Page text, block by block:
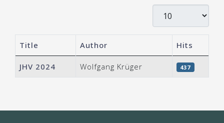
Title Author Hits
JHV 2024 Wolfgang Krüger 437